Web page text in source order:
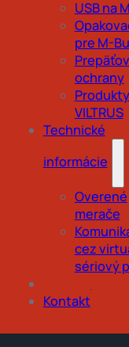
USB na
pre M-
ochrany
Produkty
VILTRUS
Technické
informácie
Overené
merače
cez
sériový
Kontakt